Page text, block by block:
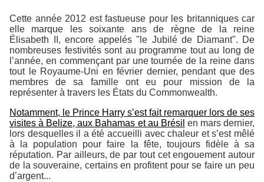
Cette année 2012 est fastueuse pour les britanniques car
elle marque les soixante ans de règne de la reine
Élisabeth II, encore appelés "le Jubilé de Diamant". De
nombreuses festivités sont au programme tout au long de
l’année, en commençant par une tournée de la reine dans
tout le Royaume-Uni en février dernier, pendant que des
membres de sa famille ont eu pour mission de la
représenter à travers les États du Commonwealth.
Notamment, le Prince Harry s’est fait remarquer lors de ses
visites à Belize, aux Bahamas et au Brésil en mars dernier,
lors desquelles il a été accueilli avec chaleur et s’est mêlé
à la population pour faire la fête, toujours fidèle à sa
réputation. Par ailleurs, de par tout cet engouement autour
de la souveraine, certains en profitent pour se faire un peu
d’argent...